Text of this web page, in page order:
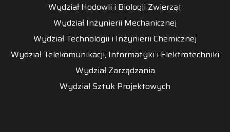
Wydział Hodowli i Biologii Zwierząt
Wydział Inżynierii Mechanicznej
Wydział Technologii i Inżynierii Chemicznej
Wydział Telekomunikacji, Informatyki i Elektrotechniki
Wydział Zarządzania
Wydział Sztuk Projektowych